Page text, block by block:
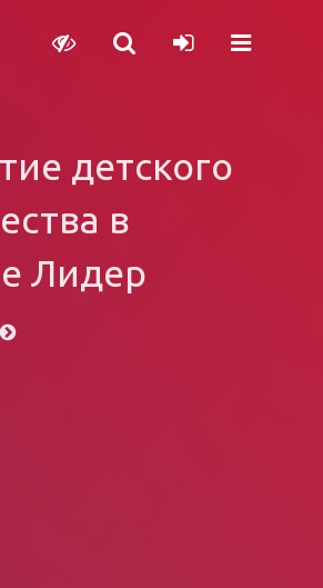
детского
в
Лидер